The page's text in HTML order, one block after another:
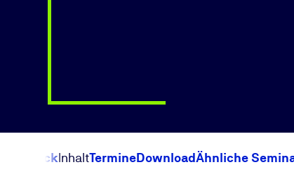
ÜberblickInhaltTermineDownloadÄhnliche